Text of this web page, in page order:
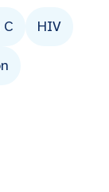
HIV